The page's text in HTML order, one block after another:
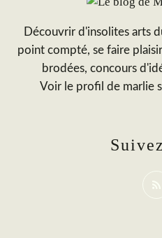
Découvrir d'insolites arts
point compté, se faire
brodées, concours
Voir le profil de marlie